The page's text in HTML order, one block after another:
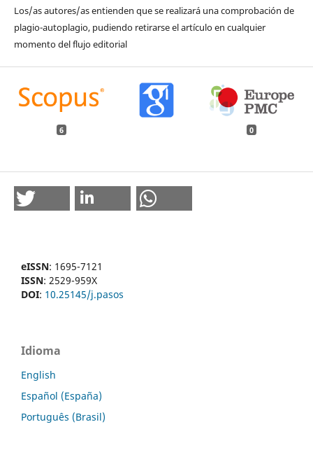
Los/as autores/as entienden que se realizará una comprobación de
plagio-autoplagio, pudiendo retirarse el artículo en cualquier
momento del flujo editorial
6 0
eISSN: 1695-7121
ISSN: 2529-959X
DOI: 10.25145/j.pasos
Idioma
English
Español (España)
Português (Brasil)